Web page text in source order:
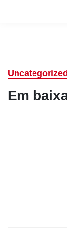
Uncategorized
Em